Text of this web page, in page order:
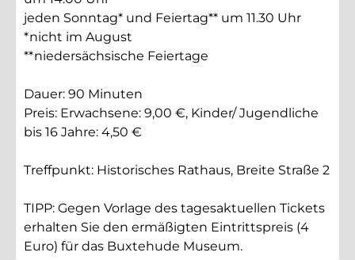
jeden Sonntag* und Feiertag** um 11.30 Uhr
*nicht im August
**niedersächsische Feiertage
Dauer: 90 Minuten
Preis: Erwachsene: 9,00 €, Kinder/ Jugendliche
bis 16 Jahre: 4,50 €
Treffpunkt: Historisches Rathaus, Breite Straße 2
TIPP: Gegen Vorlage des tagesaktuellen Tickets
erhalten Sie den ermäßigten Eintrittspreis (4
Euro) für das Buxtehude Museum.